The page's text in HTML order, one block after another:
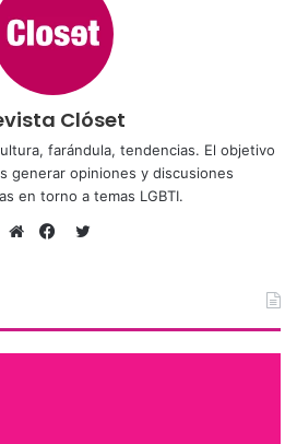
Clóset
farándula, tendencias. El objetivo
generar opiniones y discusiones
en torno a temas LGBTI.